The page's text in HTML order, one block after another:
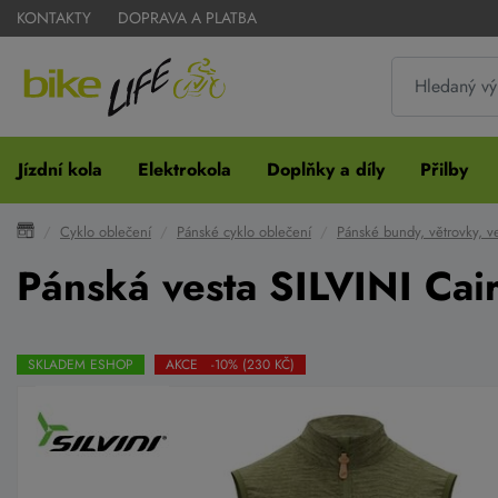
KONTAKTY DOPRAVA A PLATBA
Jízdní kola Elektrokola Doplňky a díly Přilby
Cyklo oblečení Pánské cyklo oblečení Pánské bundy, větrovky,
Pánská vesta SILVINI
SKLADEM ESHOP AKCE -10% (230 KČ)